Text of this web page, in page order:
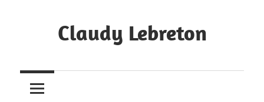
Claudy Lebreton
de
Sites